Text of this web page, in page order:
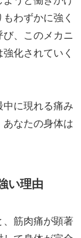
わずかに強く
、このメカニ
化されていく
に現れる痛み
なたの身体は
い理由
筋肉痛が顕著